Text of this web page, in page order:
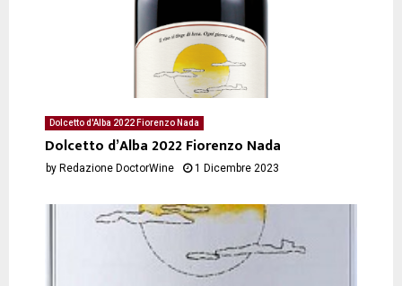
Dolcetto d'Alba 2022 Fiorenzo Nada
Dolcetto d’Alba 2022 Fiorenzo Nada
by Redazione DoctorWine 1 Dicembre 2023